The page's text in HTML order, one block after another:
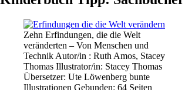
Zehn Erfindungen, die die Welt
veränderten – Von Menschen und
Technik Autor/in : Ruth Amos, Stacey
Thomas Illustrator/in: Stacey Thomas
Übersetzer: Ute Löwenberg bunte
Illustrationen Gebunden: 64 Seiten